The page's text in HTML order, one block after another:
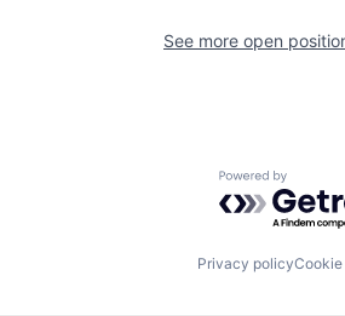
See more open
Powered by
Privacy policy